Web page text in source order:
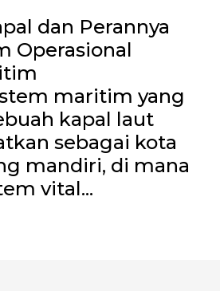
dan Perannya
Operasional
maritim yang
kapal laut
sebagai kota
mandiri, di mana
vital...